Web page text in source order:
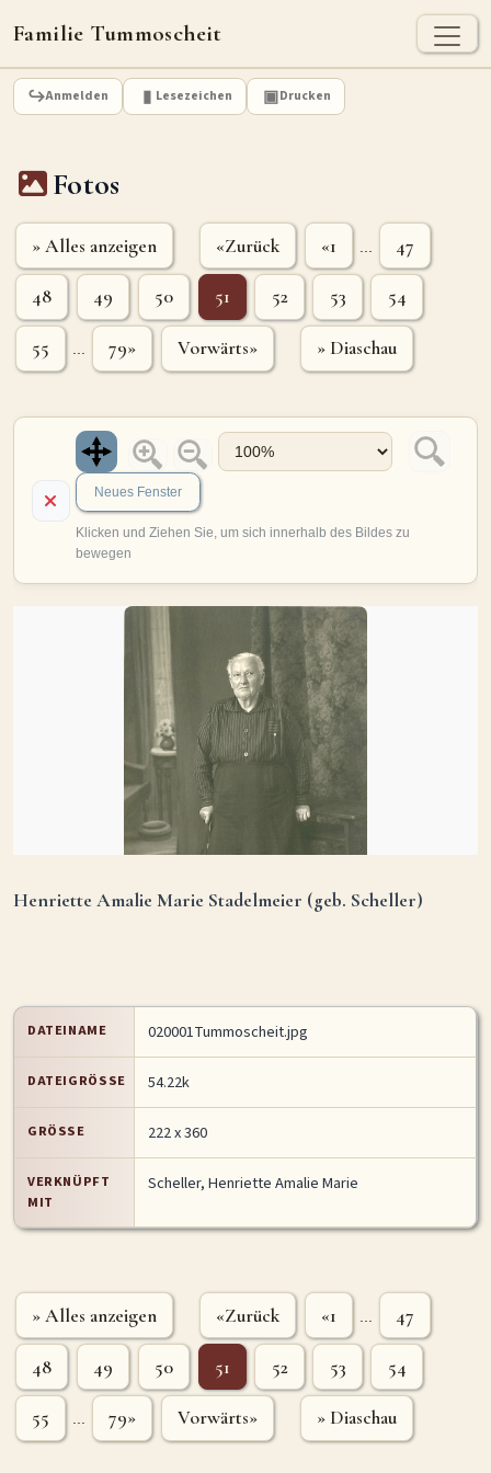
Familie Tummoscheit
TUMMOSCHEIT - HEUTE
STAMMBAUM
Ahnenforschung Stammbaum Tummoscheit Namen
Orte Historische Karte
Geografische Namensverteilung - Heute
ARCHIV
Grabsteine
MITMACHEN
Personen-Suche
Forum
SPRACHE / LANGUAGE
English
Anmelden Lesezeichen Drucken
Fotos
» Alles anzeigen «Zurück «1 47
48 49 50 51 52 53 54
55 ... 79» Vorwärts» » Diaschau
Henriette Amalie Marie Stadelmeier (geb. Scheller)
DATEINAME 020001Tummoscheit.jpg
DATEIGRÖSSE 54.22k
GRÖSSE 222 x 360
VERKNÜPFT
MIT
Scheller, Henriette Amalie Marie
» Alles anzeigen «Zurück «1 47
48 49 50 51 52 53 54
55 ... 79» Vorwärts» » Diaschau